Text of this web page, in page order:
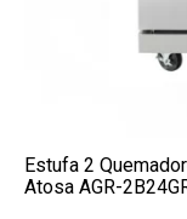
Estufa 2
Atosa AGR-